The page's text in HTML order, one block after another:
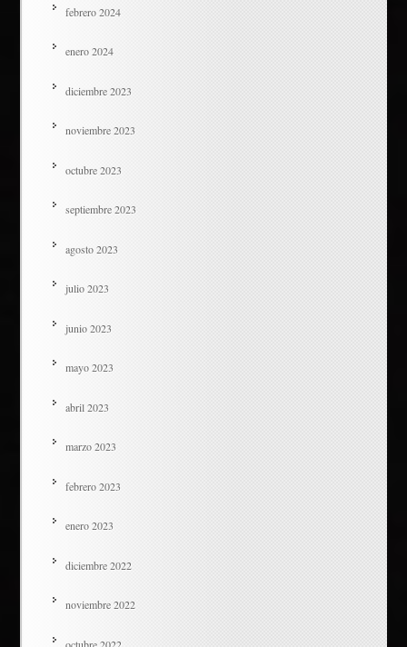
febrero 2024
enero 2024
diciembre 2023
noviembre 2023
octubre 2023
septiembre 2023
agosto 2023
julio 2023
junio 2023
mayo 2023
abril 2023
marzo 2023
febrero 2023
enero 2023
diciembre 2022
noviembre 2022